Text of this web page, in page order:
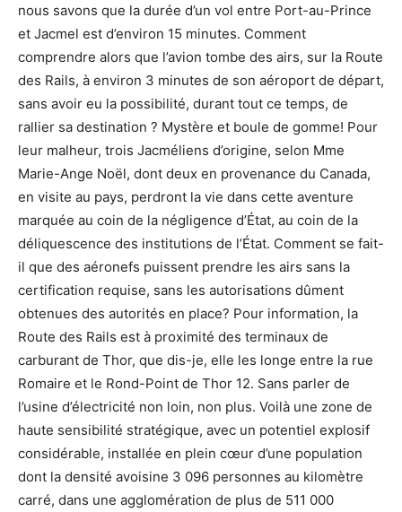
nous savons que la durée d’un vol entre Port-au-Prince
et Jacmel est d’environ 15 minutes. Comment
comprendre alors que l’avion tombe des airs, sur la Route
des Rails, à environ 3 minutes de son aéroport de départ,
sans avoir eu la possibilité, durant tout ce temps, de
rallier sa destination ? Mystère et boule de gomme! Pour
leur malheur, trois Jacméliens d’origine, selon Mme
Marie-Ange Noël, dont deux en provenance du Canada,
en visite au pays, perdront la vie dans cette aventure
marquée au coin de la négligence d’État, au coin de la
déliquescence des institutions de l’État. Comment se fait-
il que des aéronefs puissent prendre les airs sans la
certification requise, sans les autorisations dûment
obtenues des autorités en place? Pour information, la
Route des Rails est à proximité des terminaux de
carburant de Thor, que dis-je, elle les longe entre la rue
Romaire et le Rond-Point de Thor 12. Sans parler de
l’usine d’électricité non loin, non plus. Voilà une zone de
haute sensibilité stratégique, avec un potentiel explosif
considérable, installée en plein cœur d’une population
dont la densité avoisine 3 096 personnes au kilomètre
carré, dans une agglomération de plus de 511 000